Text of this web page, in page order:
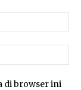
di browser ini